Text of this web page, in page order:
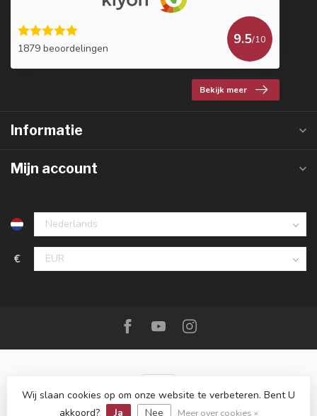
1879 beoordelingen
9.5/10
Bekijk meer
Informatie
Mijn account
€
© Copyright 2026 De Messenwinkel
Wij slaan cookies op om onze website te verbeteren. Bent U
akkoord?
Ja Nee Meer over cookies »